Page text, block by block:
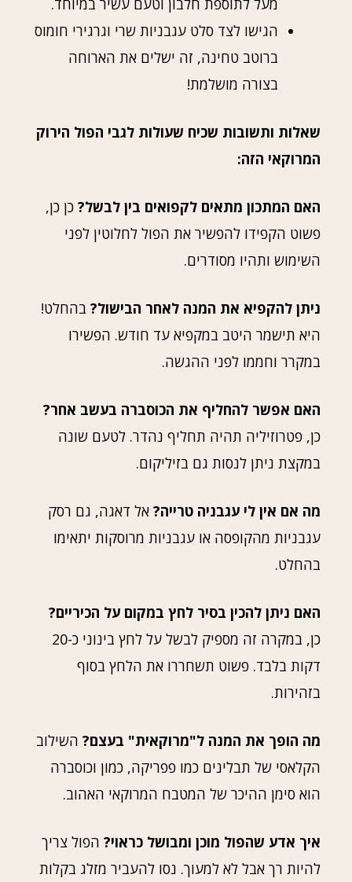
מעל לתוספת חלבון וטעם עשיר במיוחד.
הגישו לצד סלט עגבניות שרי וגרגירי חומוס
ברוטב טחינה, זה ישלים את הארוחה
בצורה מושלמת!
שאלות ותשובות שכיח שעולות לגבי הפול הירוק
המרוקאי הזה:
האם המתכון מתאים לקפואים בין לבשל? כן כן,
פשוט הקפידו להפשיר את הפול לחלוטין לפני
השימוש ותהיו מסודרים.
ניתן להקפיא את המנה לאחר הבישול? בהחלט!
היא תישמר היטב במקפיא עד חודש. הפשירו
במקרר וחממו לפני ההגשה.
האם אפשר להחליף את הכוסברה בעשב אחר?
כן, פטרוזיליה תהיה תחליף נהדר. לטעם שונה
במקצת ניתן לנסות גם בזיליקום.
מה אם אין לי עגבניה טרייה? אל דאגה, גם רסק
עגבניות מהקופסה או עגבניות מרוסקות יתאימו
בהחלט.
האם ניתן להכין בסיר לחץ במקום על הכיריים?
כן, במקרה זה מספיק לבשל על לחץ בינוני כ-20
דקות בלבד. פשוט תשחררו את הלחץ בסוף
בזהירות.
מה הופך את המנה ל"מרוקאית" בעצם? השילוב
הקלאסי של תבלינים כמו פפריקה, כמון וכוסברה
הוא סימן ההיכר של המטבח המרוקאי האהוב.
איך אדע שהפול מוכן ומבושל כראוי? הפול צריך
להיות רך אבל לא למעוך. נסו להעביר מזלג בקלות